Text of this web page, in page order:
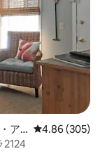
ア
レビュー305
4.86 (305)